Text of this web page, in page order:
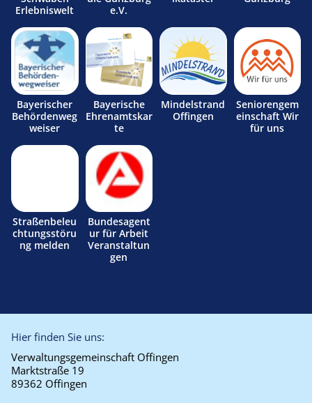
Erlebniswelt
e.V.
Bayerischer
Behördenweg
weiser
Bayerische
Ehrenamtskar
te
Mindelstrand
Offingen
Seniorengem
einschaft Wir
für uns
Straßenbeleu
chtungsstöru
ng melden
Bundesagent
ur für Arbeit
Veranstaltun
gen
Hier finden Sie uns:
Verwaltungsgemeinschaft Offingen
Marktstraße 19
89362 Offingen